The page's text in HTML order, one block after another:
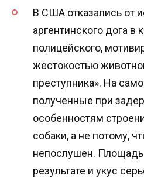
В США отказались от
аргентинского дога в
полицейского,
жестокостью
преступника». На
полученные при
особенностям
собаки, а не потому,
непослушен. Площадь
результате и укус